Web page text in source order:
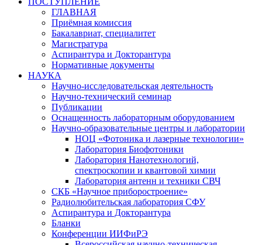
ГЛАВНАЯ
Приёмная комиссия
Бакалавриат, специалитет
Магистратура
Аспирантура и Докторантура
Нормативные документы
НАУКА
Научно-исследовательская деятельность
Научно-технический семинар
Публикации
Оснащенность лабораторным оборудованием
Научно-образовательные центры и лаборатории
НОЦ «Фотоника и лазерные технологии»
Лаборатория Биофотоники
Лаборатория Нанотехнологий,
спектроскопии и квантовой химии
Лаборатория антенн и техники СВЧ
СКБ «Научное приборостроение»
Радиолюбительская лаборатория СФУ
Аспирантура и Докторантура
Бланки
Конференции ИИФиРЭ